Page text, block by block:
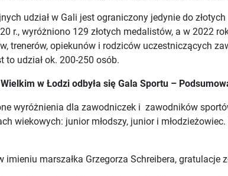
udział w Gali jest ograniczony jedynie do
r., wyróżniono 129 złotych medalistów, a w 2022
trenerów, opiekunów i rodziców uczestniczących
to udział ok. 200-250 osób.
w Łodzi odbyła się Gala Sportu –
wyróżnienia dla zawodniczek i zawodników
wiekowych: junior młodszy, junior i
marszałka Grzegorza Schreibera, gratulacje